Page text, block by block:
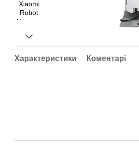
Характеристики Коментарі